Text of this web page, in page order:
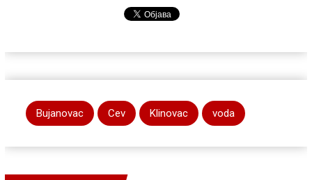
Bujanovac Cev Klinovac voda